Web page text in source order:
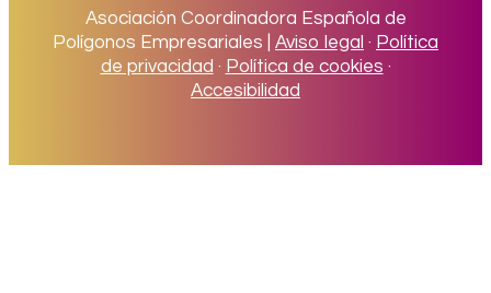
Asociación Coordinadora Española de
Polígonos Empresariales | Aviso legal · Política
de privacidad · Política de cookies ·
Accesibilidad